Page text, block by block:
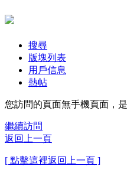
搜尋
版塊列表
用戶信息
熱帖
您訪問的頁面無手機頁面，
繼續訪問
返回上一頁
[ 點擊這裡返回上一頁 ]